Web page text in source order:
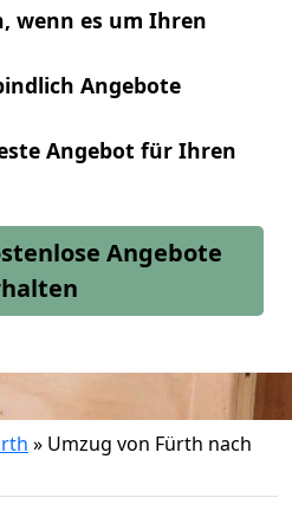
wenn es um Ihren
Angebote
Angebot für Ihren
Angebote
» Umzug von Fürth nach